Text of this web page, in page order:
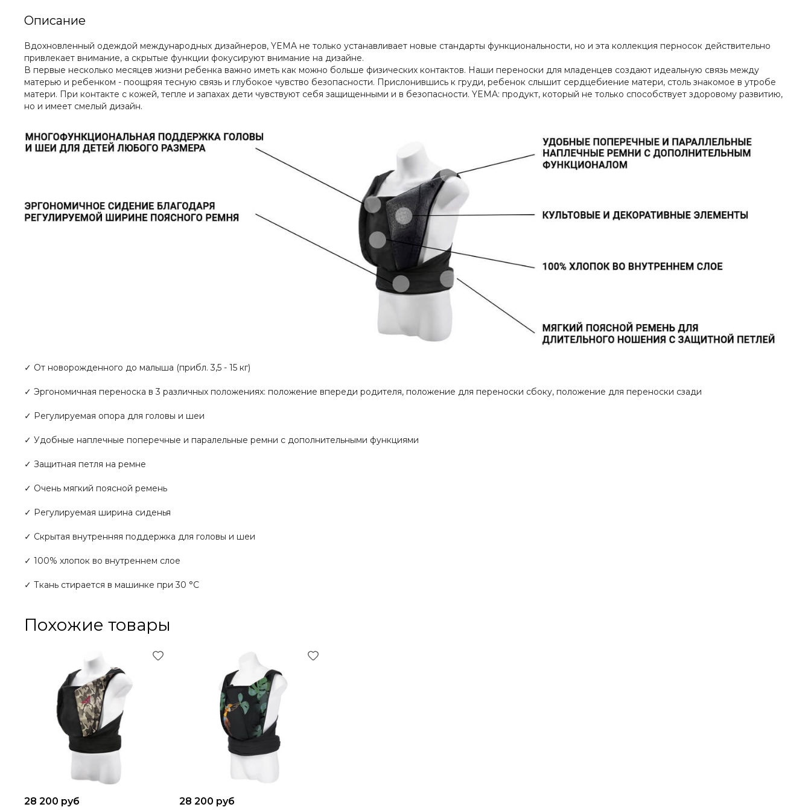
Описание
Вдохновленный одеждой международных дизайнеров, YEMA не только устанавливает новые стандарты функциональности, но и эта коллекция перносок действительно
привлекает внимание, а скрытые функции фокусируют внимание на дизайне.
В первые несколько месяцев жизни ребенка важно иметь как можно больше физических контактов. Наши переноски для младенцев создают идеальную связь между
матерью и ребенком - поощряя тесную связь и глубокое чувство безопасности. Прислонившись к груди, ребенок слышит сердцебиение матери, столь знакомое в утробе
матери. При контакте с кожей, тепле и запахах дети чувствуют себя защищенными и в безопасности. YEMA: продукт, который не только способствует здоровому развитию,
но и имеет смелый дизайн.
✓ От новорожденного до малыша (прибл. 3,5 - 15 кг)
✓ Эргономичная переноска в 3 различных положениях: положение впереди родителя, положение для переноски сбоку, положение для переноски сзади
✓ Регулируемая опора для головы и шеи
✓ Удобные наплечные поперечные и паралельные ремни с дополнительными функциями
✓ Защитная петля на ремне
✓ Очень мягкий поясной ремень
✓ Регулируемая ширина сиденья
✓ Скрытая внутренняя поддержка для головы и шеи
✓ 100% хлопок во внутреннем слое
✓ Ткань стирается в машинке при 30 °С
Похожие товары
28 200 руб 28 200 руб